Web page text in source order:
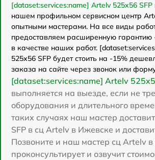
[dataset:services:name] Artelv 525x56 SFP
нашем профильном сервисном центр
опытными мастерами. На все виды
предоставляем расширенную
в качестве наших работ.
525x56 SFP будет стоить на -15%
заказа на сайте через звонок или
[dataset:services:name] Artelv
выполняется на выезде, если не
оборудования и длительного
таких случаях наш мастер
SFP в сц Artelv в Ижевске и
Позвоните и наш мастер сц Artelv
проконсультирует и озвучит